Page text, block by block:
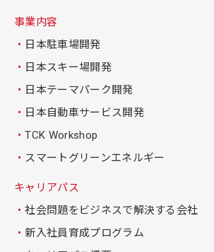
事業内容
日本駐車場開発
日本スキー場開発
日本テーマパーク開発
日本自動車サービス開発
TCK Workshop
スマートグリーンエネルギー
キャリアパス
社会問題をビジネスで解決する会社
新入社員育成プログラム